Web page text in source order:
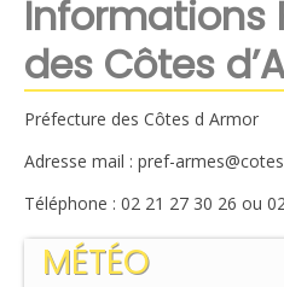
Informations
des Côtes
Préfecture des Côtes d Armor
Adresse mail : pref-
Téléphone : 02 21 27 30 26 ou
MÉTÉO